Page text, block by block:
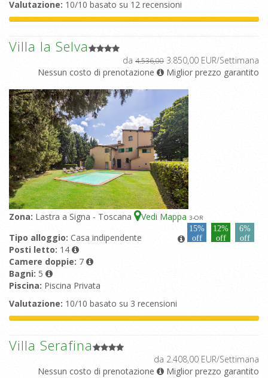
Valutazione: 10/10 basato su 12 recensioni
Villa la Selva
da 4.536,00 3.850,00 EUR/Settimana
Nessun costo di prenotazione
Miglior prezzo garantito
Zona: Lastra a Signa - Toscana Vedi Mappa 3-OR
15%
off
12%
off
6%
off
Tipo alloggio: Casa indipendente
Posti letto: 14
Camere doppie: 7
Bagni: 5
Piscina: Piscina Privata
Valutazione: 10/10 basato su 3 recensioni
Villa Serafina
da 2.408,00 EUR/Settimana
Nessun costo di prenotazione
Miglior prezzo garantito